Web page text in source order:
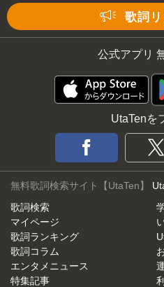
歌詞
公式アプリ
UtaTenを
無料歌詞検索サイト【UtaTen】
歌詞検索
マイページ
歌詞ランキング
歌詞コラム
エンタメニュース
特集記事